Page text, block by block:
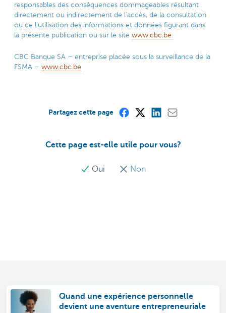
responsables des conséquences dommageables résultant
directement ou indirectement de l’accès, de la consultation
ou de l’utilisation des informations et données figurant dans
la présente publication ou sur le site www.cbc.be
CBC Banque SA – entreprise placée sous la surveillance de la
FSMA – www.cbc.be
Cette page est-elle utile pour vous?
Oui Non
Partagez cette page
Quand une expérience personnelle
devient une aventure entrepreneuriale